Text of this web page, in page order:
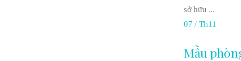
sở hữu ...
07 / Th11
Mẫu